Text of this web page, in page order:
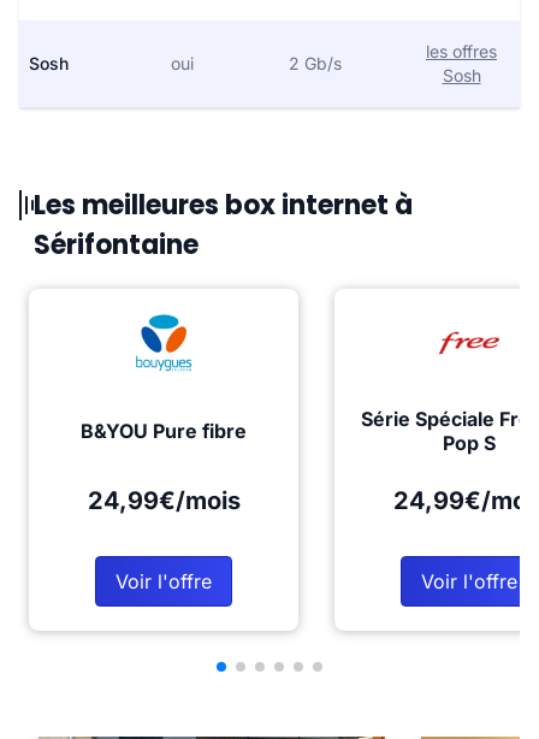
Sosh oui 2 Gb/s
les offres
Sosh
Les meilleures box internet à
Sérifontaine
B&YOU Pure fibre
24,99€/mois
Voir l'offre
Série Spéciale
Pop S
24,99€/
Voir l'offre